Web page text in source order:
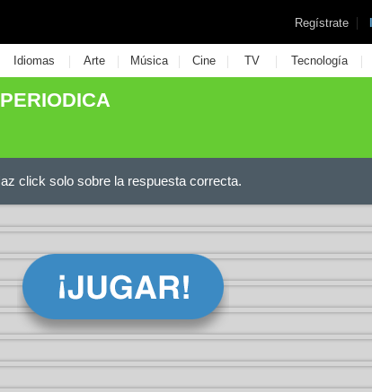
Regístrate |
Idiomas | Arte | Música | Cine | TV | Tecnología |
click solo sobre la respuesta correcta.